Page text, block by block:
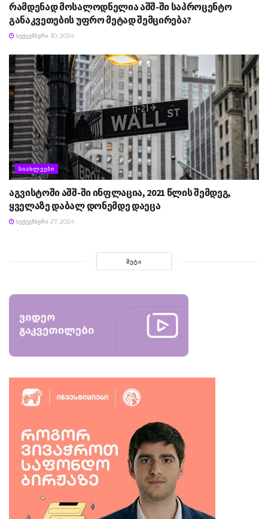
რამდენად მოსალოდნელია აშშ-ში საპროცენტო
განაკვეთების უფრო მეტად შემცირება?
ᲡᲔᲥᲢᲔᲛᲑᲔᲠᲘ 30, 2024
ᲡᲘᲐᲮᲚᲔᲔᲑᲘ
აგვისტოში აშშ-ში ინფლაცია, 2021 წლის შემდეგ,
ყველაზე დაბალ დონემდე დაეცა
ᲡᲔᲥᲢᲔᲛᲑᲔᲠᲘ 27, 2024
ᲛᲔᲢᲘ